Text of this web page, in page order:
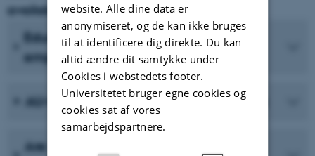
available here.
Eduroam – Wireless network for
employees and students
AU-Guest – wireless network for guests
Are you having trouble accessing AU-
website. Alle dine data er
anonymiseret, og de kan ikke bruges
til at identificere dig direkte. Du kan
altid ændre dit samtykke under
Cookies i webstedets footer.
Universitetet bruger egne cookies og
cookies sat af vores
samarbejdspartnere.